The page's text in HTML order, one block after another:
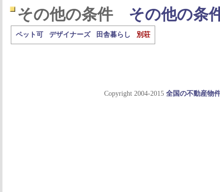
その他の条件 その他の条
ペット可 デザイナーズ 田舎暮らし 別荘
Copyright 2004-2015 全国の不動産物